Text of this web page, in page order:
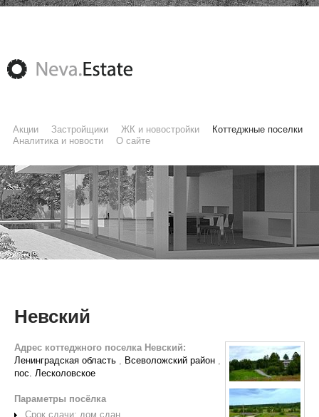
Акции Застройщики ЖК и новостройки
Коттеджные поселки
Аналитика и новости
О сайте
Невский
Адрес коттеджного поселка Невский:
Ленинградская область , Всеволожский район ,
пос. Лесколовское
Параметры посёлка
Срок сдачи: дом сдан